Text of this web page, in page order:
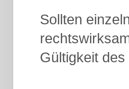
Sollten
Gültigkeit